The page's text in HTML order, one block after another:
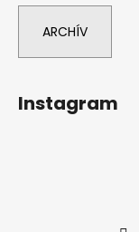
ARCHÍV
Instagram